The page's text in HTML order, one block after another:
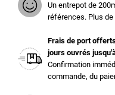
Un entrepot de
références. Plus
Frais de port
jours ouvrés
Confirmation
commande, du